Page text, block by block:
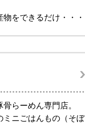
をできるだけ・・・
らーめん専門店。
ミニごはんもの（そぼ